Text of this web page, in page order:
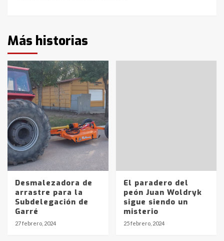
Más historias
Desmalezadora de
arrastre para la
Subdelegación de
Garré
27 febrero, 2024
El paradero del
peón Juan Woldryk
sigue siendo un
misterio
25 febrero, 2024